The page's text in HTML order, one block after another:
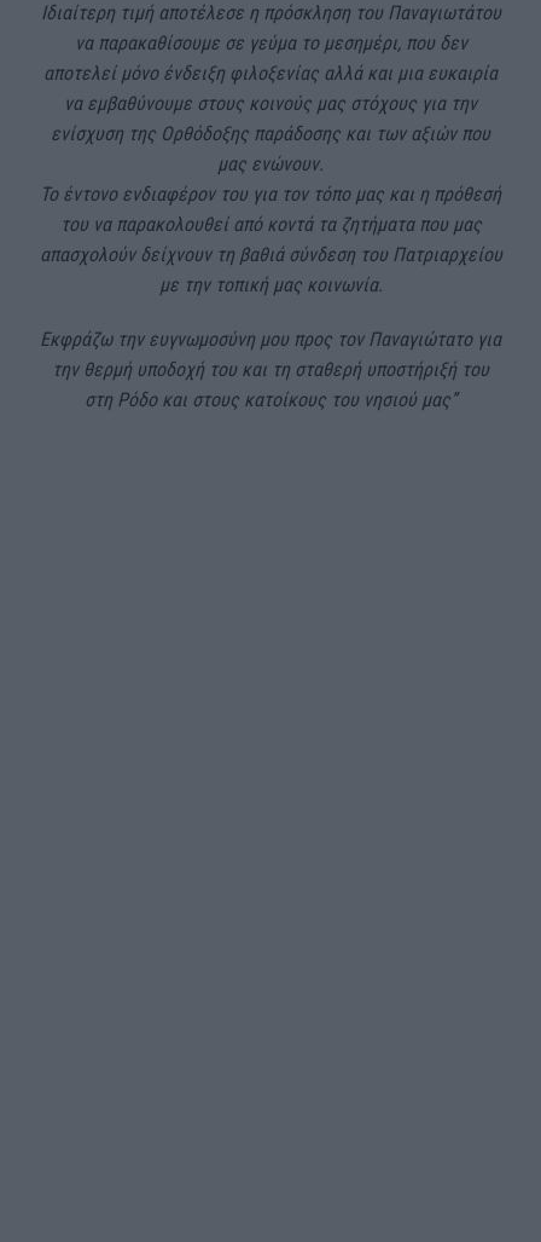
Ιδιαίτερη τιμή αποτέλεσε η πρόσκληση του Παναγιωτάτου
να παρακαθίσουμε σε γεύμα το μεσημέρι, που δεν
αποτελεί μόνο ένδειξη φιλοξενίας αλλά και μια ευκαιρία
να εμβαθύνουμε στους κοινούς μας στόχους για την
ενίσχυση της Ορθόδοξης παράδοσης και των αξιών που
μας ενώνουν.
Το έντονο ενδιαφέρον του για τον τόπο μας και η πρόθεσή
του να παρακολουθεί από κοντά τα ζητήματα που μας
απασχολούν δείχνουν τη βαθιά σύνδεση του Πατριαρχείου
με την τοπική μας κοινωνία.
Εκφράζω την ευγνωμοσύνη μου προς τον Παναγιώτατο για
την θερμή υποδοχή του και τη σταθερή υποστήριξή του
στη Ρόδο και στους κατοίκους του νησιού μας”